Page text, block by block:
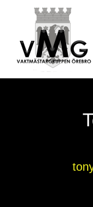
content